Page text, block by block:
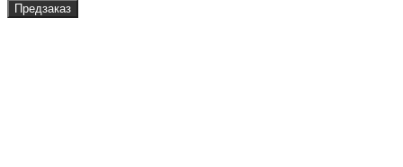
Предзаказ